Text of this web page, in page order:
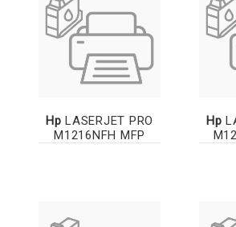
Hp LASERJET PRO
M1216NFH MFP
Hp